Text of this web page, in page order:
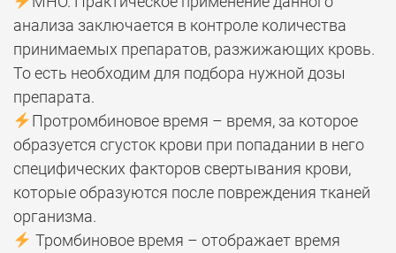
анализа заключается в контроле количества
принимаемых препаратов, разжижающих кровь.
То есть необходим для подбора нужной дозы
препарата.
Протромбиновое время – время, за которое
образуется сгусток крови при попадании в него
специфических факторов свертывания крови,
которые образуются после повреждения тканей
организма.
Тромбиновое время – отображает время